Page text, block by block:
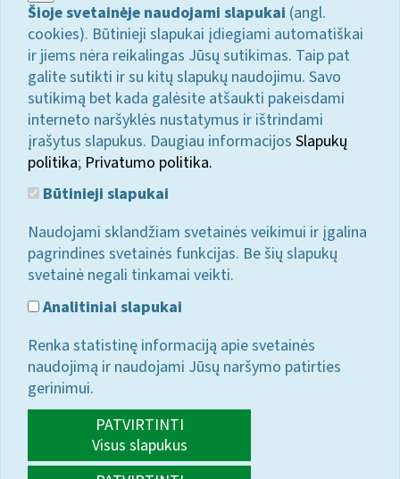
Šioje svetainėje naudojami slapukai (angl.
cookies). Būtinieji slapukai įdiegiami automatiškai
ir jiems nėra reikalingas Jūsų sutikimas. Taip pat
galite sutikti ir su kitų slapukų naudojimu. Savo
sutikimą bet kada galėsite atšaukti pakeisdami
interneto naršyklės nustatymus ir ištrindami
įrašytus slapukus. Daugiau informacijos Slapukų
politika; Privatumo politika.
Būtinieji slapukai
Naudojami sklandžiam svetainės veikimui ir įgalina
pagrindines svetainės funkcijas. Be šių slapukų
svetainė negali tinkamai veikti.
Analitiniai slapukai
Renka statistinę informaciją apie svetainės
naudojimą ir naudojami Jūsų naršymo patirties
gerinimui.
PATVIRTINTI
Visus slapukus